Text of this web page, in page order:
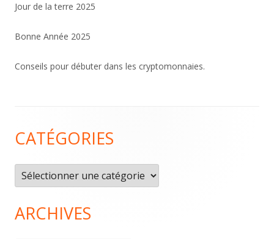
Jour de la terre 2025
Bonne Année 2025
Conseils pour débuter dans les cryptomonnaies.
du
pied
de
page
CATÉGORIES
Catégories
ARCHIVES